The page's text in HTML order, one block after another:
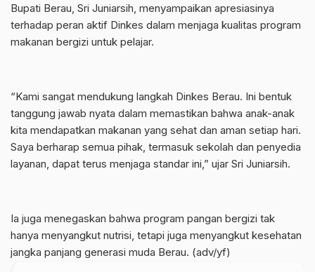
Bupati Berau, Sri Juniarsih, menyampaikan apresiasinya
terhadap peran aktif Dinkes dalam menjaga kualitas program
makanan bergizi untuk pelajar.
“Kami sangat mendukung langkah Dinkes Berau. Ini bentuk
tanggung jawab nyata dalam memastikan bahwa anak-anak
kita mendapatkan makanan yang sehat dan aman setiap hari.
Saya berharap semua pihak, termasuk sekolah dan penyedia
layanan, dapat terus menjaga standar ini,” ujar Sri Juniarsih.
Ia juga menegaskan bahwa program pangan bergizi tak
hanya menyangkut nutrisi, tetapi juga menyangkut kesehatan
jangka panjang generasi muda Berau. (adv/yf)